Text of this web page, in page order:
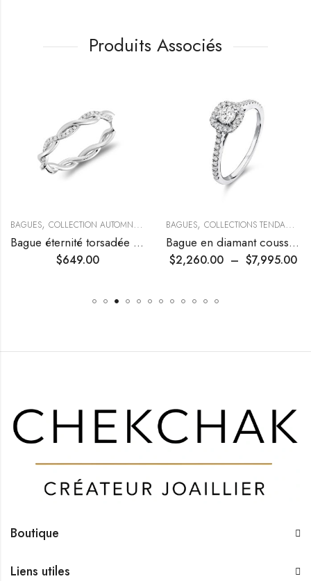
Produits Associés
BAGUES, COLLECTION AUTOMNE , FIANÇAILLES & ALLIANCES
Bague éternité torsadée en diamants
$649.00
BAGUES, COLLECTIONS TENDANCES
Bague en diamant coussin avec halo
$2,260.00 – $7,995.00
Boutique
Liens utiles